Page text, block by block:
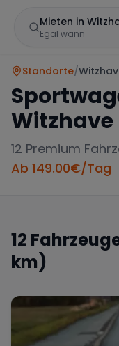
Mieten in
Egal wann
Porsche
Standorte/
Witzhave
12 Premium
Ab 149.00€/Tag
12
km)